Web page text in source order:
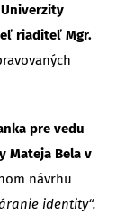
riaditeľ Mgr.
pre vedu
Mateja Bela v
návrhu
identity“.